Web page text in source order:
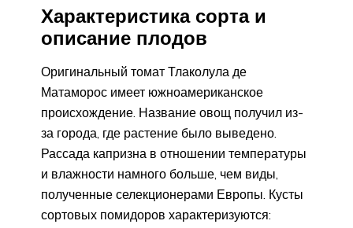
Характеристика сорта и
описание плодов
Оригинальный томат Тлаколула де
Матаморос имеет южноамериканское
происхождение. Название овощ получил из-
за города, где растение было выведено.
Рассада капризна в отношении температуры
и влажности намного больше, чем виды,
полученные селекционерами Европы. Кусты
сортовых помидоров характеризуются: